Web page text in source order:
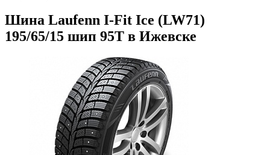
Шина Laufenn I-Fit Ice (LW71)
195/65/15 шип 95Т в Ижевске